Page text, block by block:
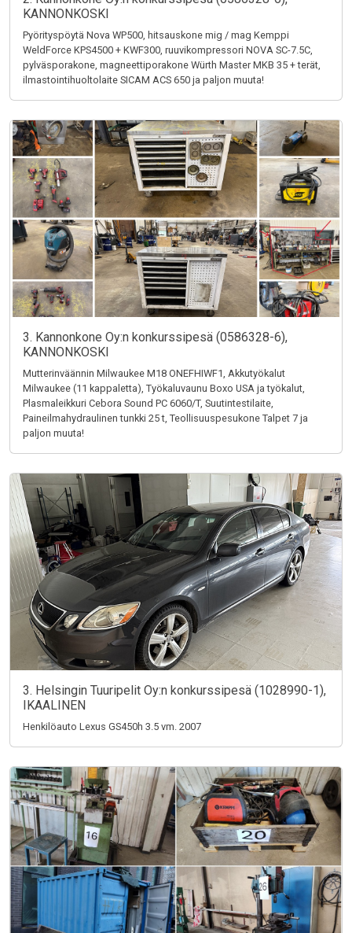
KANNONKOSKI
Pyörityspöytä Nova WP500, hitsauskone mig / mag Kemppi
WeldForce KPS4500 + KWF300, ruuvikompressori NOVA SC-7.5C,
pylväsporakone, magneettiporakone Würth Master MKB 35 + terät,
ilmastointihuoltolaite SICAM ACS 650 ja paljon muuta!
3. Kannonkone Oy:n konkurssipesä (0586328-6),
KANNONKOSKI
Mutterinväännin Milwaukee M18 ONEFHIWF1, Akkutyökalut
Milwaukee (11 kappaletta), Työkaluvaunu Boxo USA ja työkalut,
Plasmaleikkuri Cebora Sound PC 6060/T, Suutintestilaite,
Paineilmahydraulinen tunkki 25 t, Teollisuuspesukone Talpet 7 ja
paljon muuta!
3. Helsingin Tuuripelit Oy:n konkurssipesä (1028990-1),
IKAALINEN
Henkilöauto Lexus GS450h 3.5 vm. 2007